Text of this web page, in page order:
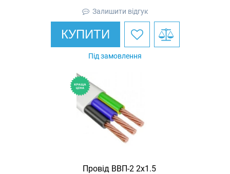
Залишити відгук
КУПИТИ
Під замовлення
Провід ВВП-2 2х1.5